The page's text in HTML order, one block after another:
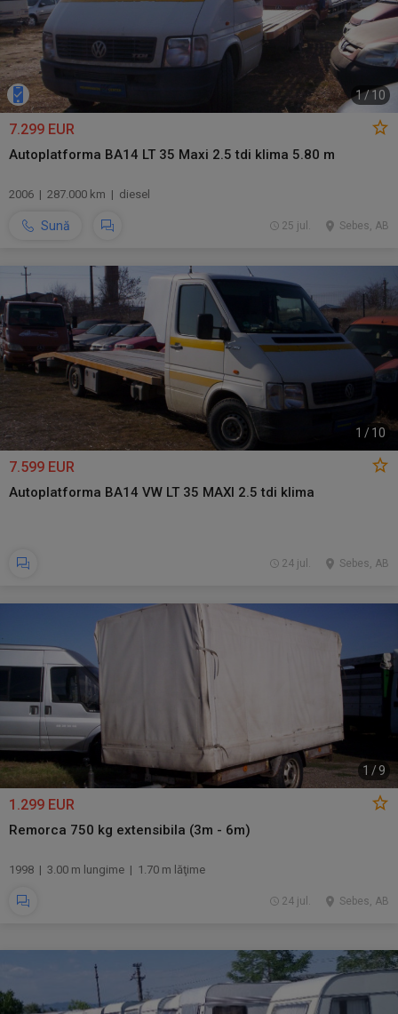
1/ 10
7.299 EUR
Autoplatforma BA14 LT 35 Maxi 2.5 tdi klima 5.80 m
2006 | 287.000 km | diesel
Sună Sebes, AB
25 jul.
1 / 10
7.599 EUR
Autoplatforma BA14 VW LT 35 MAXI 2.5 tdi klima
Sebes, AB
24 jul.
1 /9
1.299 EUR
Remorca 750 kg extensibila (3m - 6m)
1998 | 3.00 m lungime | 1.70 m lăţime
Sebes, AB
24 jul.